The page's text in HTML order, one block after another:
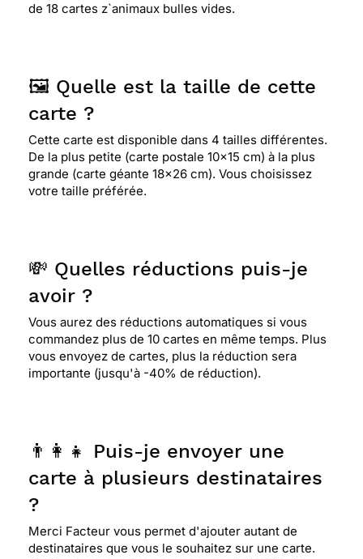
de 18 cartes z`animaux bulles vides.
🖼️ Quelle est la taille de cette
carte ?
Cette carte est disponible dans 4 tailles différentes.
De la plus petite (carte postale 10x15 cm) à la plus
grande (carte géante 18x26 cm). Vous choisissez
votre taille préférée.
💸 Quelles réductions puis-je
avoir ?
Vous aurez des réductions automatiques si vous
commandez plus de 10 cartes en même temps. Plus
vous envoyez de cartes, plus la réduction sera
importante (jusqu'à -40% de réduction).
👨‍👩‍👧 Puis-je envoyer une
carte à plusieurs destinataires
?
Merci Facteur vous permet d'ajouter autant de
destinataires que vous le souhaitez sur une carte.